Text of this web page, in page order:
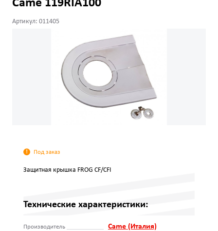
Came 119RIA100
Артикул: 011405
Под заказ
Защитная крышка FROG CF/CFI
Технические характеристики:
Производитель Came (Италия)